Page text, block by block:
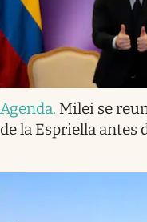
Agenda. Milei se
de la Espriella antes